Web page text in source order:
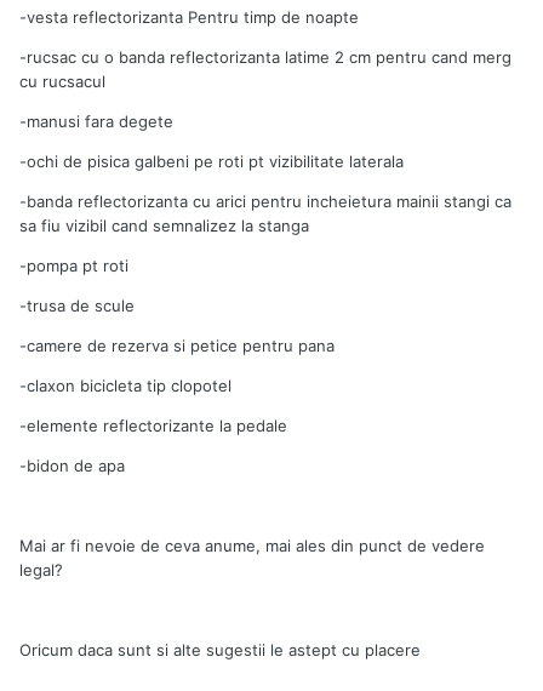
-vesta reflectorizanta Pentru timp de noapte
-rucsac cu o banda reflectorizanta latime 2 cm pentru cand merg
cu rucsacul
-manusi fara degete
-ochi de pisica galbeni pe roti pt vizibilitate laterala
-banda reflectorizanta cu arici pentru incheietura mainii stangi ca
sa fiu vizibil cand semnalizez la stanga
-pompa pt roti
-trusa de scule
-camere de rezerva si petice pentru pana
-claxon bicicleta tip clopotel
-elemente reflectorizante la pedale
-bidon de apa
Mai ar fi nevoie de ceva anume, mai ales din punct de vedere
legal?
Oricum daca sunt si alte sugestii le astept cu placere